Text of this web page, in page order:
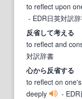
to reflect upon
- EDR日英対訳
反省して考える
to reflect and
対訳辞書
心から反省する
to reflect on
deeply
-